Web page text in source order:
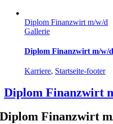
Diplom Finanzwirt m/w/d
Gallerie
Diplom Finanzwirt m/w/d
Karriere, Startseite-footer
Diplom Finanzwirt
Diplom Finanzwirt